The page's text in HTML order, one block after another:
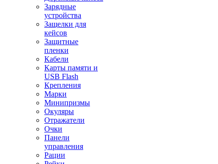
Зарядные
устройства
Защелки для
кейсов
Защитные
пленки
Кабели
Карты памяти и
USB Flash
Крепления
Марки
Минипризмы
Окуляры
Отражатели
Очки
Панели
управления
Рации